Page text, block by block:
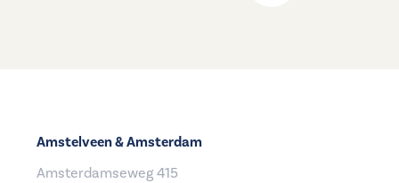
Amstelveen & Amsterdam
Amsterdamseweg 415